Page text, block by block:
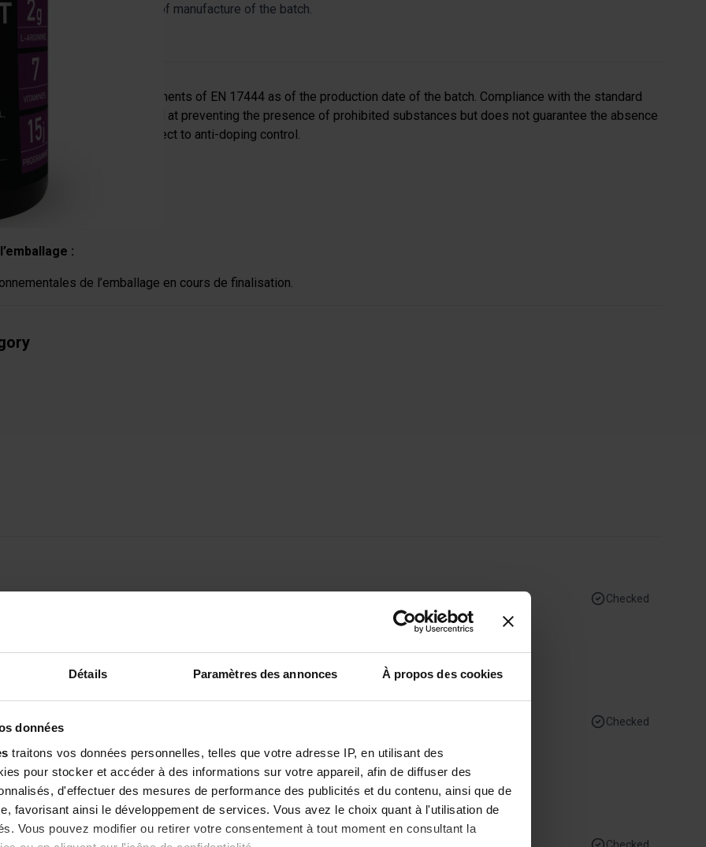
Détails Paramètres des annonces À propos des cookies
données
traitons vos données personnelles, telles que votre adresse IP, en utilisant des
pour stocker et accéder à des informations sur votre appareil, afin de diffuser des
d'effectuer des mesures de performance des publicités et du contenu, ainsi que de
favorisant ainsi le développement de services. Vous avez le choix quant à l'utilisation de
Vous pouvez modifier ou retirer votre consentement à tout moment en consultant la
regulations on the date of manufacture of the batch.
accordance with the requirements of EN 17444 as of the production date of the batch. Compliance with the standard
practices aimed at preventing the presence of prohibited substances but does not guarantee the absence
for use for those subject to anti-doping control.
:
de l’emballage en cours de finalisation.
Checked
, suite à une expérience du17/05/2024parSebastien M.
330 g (SKU : RPV0000796)
5/5 Checked
une cuillère doseur mais sinon rien à dire , parfait
, suite à une expérience du21/08/2023parAlexis B.
g (SKU : RPV0000796)